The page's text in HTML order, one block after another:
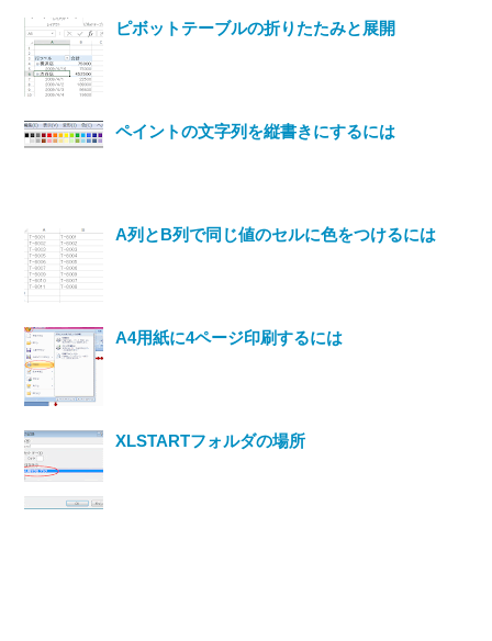
ピボットテーブルの折りたたみと展開
ペイントの文字列を縦書きにするには
A列とB列で同じ値のセルに色をつけるには
A4用紙に4ページ印刷するには
XLSTARTフォルダの場所